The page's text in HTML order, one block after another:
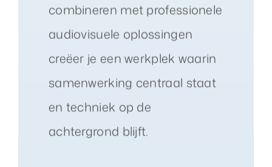
combineren met professionele
audiovisuele oplossingen
creëer je een werkplek waarin
samenwerking centraal staat
en techniek op de
achtergrond blijft.